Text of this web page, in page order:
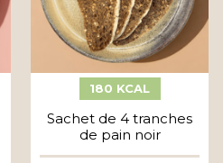
180 KCAL
Sachet de 4 tranches
de pain noir